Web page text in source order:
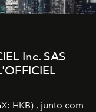
Inc. SAS
HKB) , junto com